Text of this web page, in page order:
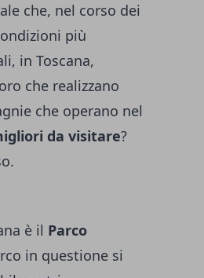
che, nel corso dei
più
in Toscana,
che realizzano
che operano nel
da visitare?
è il Parco
in questione si